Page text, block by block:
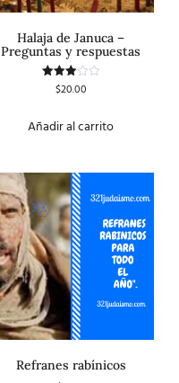
Halaja de Januca –
Preguntas y respuestas
Valorado
con
$20.00
Añadir al carrito
Refranes rabínicos